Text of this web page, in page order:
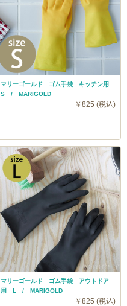
マリーゴールド ゴム手袋 キッチン用
S / MARIGOLD
￥825 (税込)
マリーゴールド ゴム手袋 アウトドア
用 L / MARIGOLD
￥825 (税込)